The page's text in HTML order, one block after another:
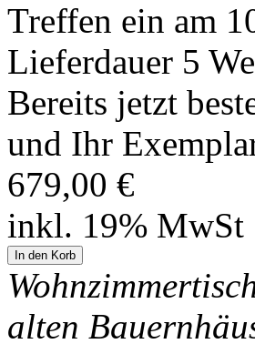
Treffen ein am
Lieferdauer 5
Bereits jetzt
und Ihr
679,00 €
inkl. 19% MwSt
alten